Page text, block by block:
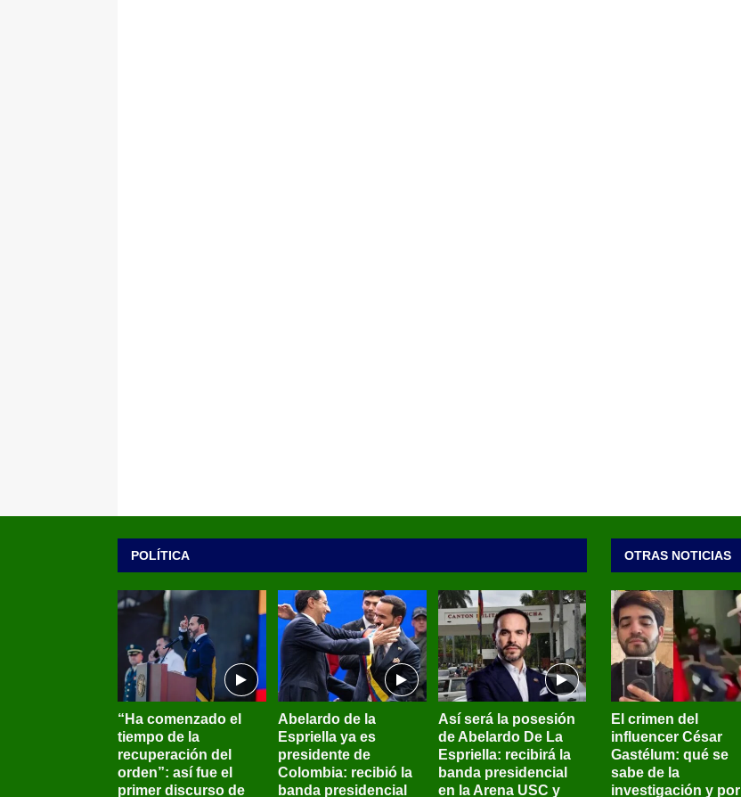
POLÍTICA
“Ha comenzado el
tiempo de la
recuperación del
orden”: así fue el
primer discurso de
Abelardo de la
Espriella ya es
presidente de
Colombia: recibió la
banda presidencial
Así será la posesión
de Abelardo De La
Espriella: recibirá la
banda presidencial
en la Arena USC y
OTRAS NOTICIAS
El crimen del
influencer César
Gastélum: qué se
sabe de la
investigación y por